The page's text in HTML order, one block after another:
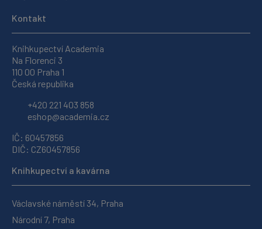
Kontakt
Knihkupectví Academia
Na Florenci 3
110 00 Praha 1
Česká republika
+420 221 403 858
eshop@academia.cz
IČ: 60457856
DIČ: CZ60457856
Knihkupectví a kavárna
Václavské náměstí 34, Praha
Národní 7, Praha